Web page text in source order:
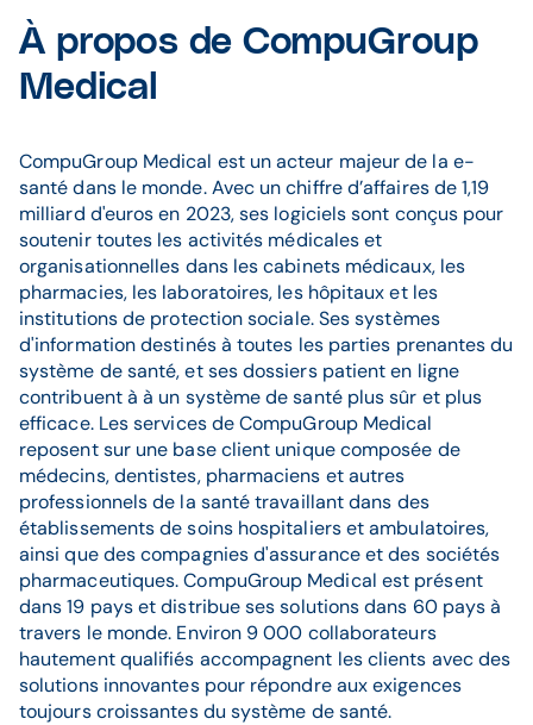
À propos de CompuGroup
Medical
CompuGroup Medical est un acteur majeur de la e-
santé dans le monde. Avec un chiffre d’affaires de 1,19
milliard d'euros en 2023, ses logiciels sont conçus pour
soutenir toutes les activités médicales et
organisationnelles dans les cabinets médicaux, les
pharmacies, les laboratoires, les hôpitaux et les
institutions de protection sociale. Ses systèmes
d'information destinés à toutes les parties prenantes du
système de santé, et ses dossiers patient en ligne
contribuent à à un système de santé plus sûr et plus
efficace. Les services de CompuGroup Medical
reposent sur une base client unique composée de
médecins, dentistes, pharmaciens et autres
professionnels de la santé travaillant dans des
établissements de soins hospitaliers et ambulatoires,
ainsi que des compagnies d'assurance et des sociétés
pharmaceutiques. CompuGroup Medical est présent
dans 19 pays et distribue ses solutions dans 60 pays à
travers le monde. Environ 9 000 collaborateurs
hautement qualifiés accompagnent les clients avec des
solutions innovantes pour répondre aux exigences
toujours croissantes du système de santé.